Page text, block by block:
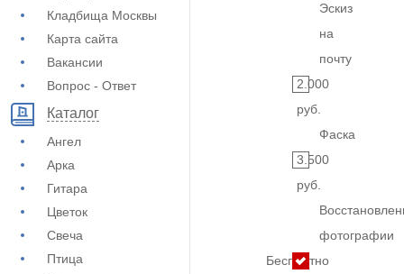
Кладбища Москвы
Карта сайта
Вакансии
Вопрос - Ответ
Каталог
Ангел
Арка
Гитара
Цветок
Свеча
Птица
Эскиз
на
почту
2.000
руб.
Фаска
3.500
руб.
фотографии
Бесплатно